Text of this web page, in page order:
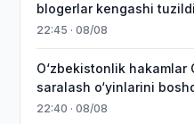
blogerlar kengashi tuzildi
22:45 · 08/08
O‘zbekistonlik
saralash o‘yinlarini
22:40 · 08/08